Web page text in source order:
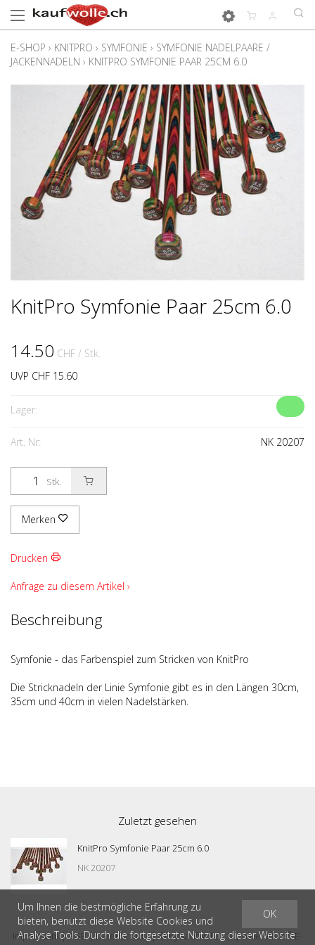
E-SHOP › KNITPRO › SYMFONIE › SYMFONIE NADELPAARE /
JACKENNADELN › KNITPRO SYMFONIE PAAR 25CM 6.0
KnitPro Symfonie Paar 25cm 6.0
14.50 CHF / Stk.
UVP CHF 15.60
Lager:
Art. Nr: NK 20207
Stk.
Merken
Drucken
Anfrage zu diesem Artikel ›
Beschreibung
Symfonie - das Farbenspiel zum Stricken von KnitPro
Die Stricknadeln der Linie Symfonie gibt es in den Längen 30cm,
35cm und 40cm in vielen Nadelstärken.
Zuletzt gesehen
KnitPro Symfonie Paar 25cm 6.0
NK 20207
Impressum|AGB|Datenschutz| © bykaufwolle.ch|blue office®E-
OK
Um Ihnen die bestmögliche Erfahrung zu
bieten, benutzt diese Website Cookies und
Analyse Tools. Durch die fortgesetzte Nutzung dieser Website